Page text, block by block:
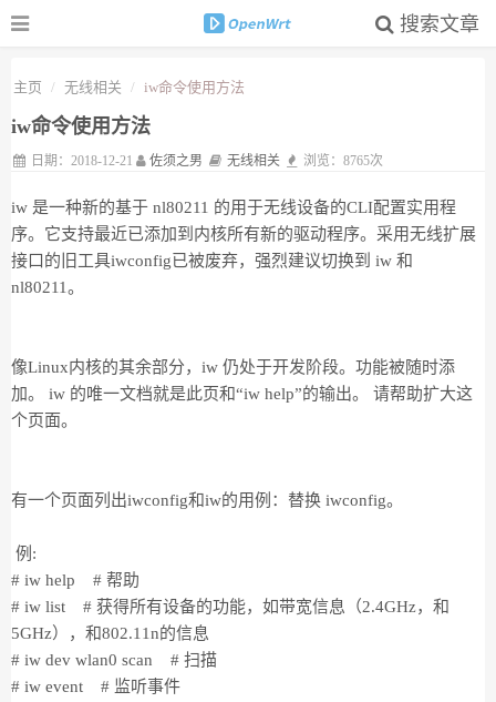
搜索文章
主页 无线相关 iw命令使用方法
iw命令使用方法
日期：2018-12-21 佐须之男 无线相关 浏览：8765次
iw 是一种新的基于 nl80211 的用于无线设备的CLI配置实用程
序。它支持最近已添加到内核所有新的驱动程序。采用无线扩展
接口的旧工具iwconfig已被废弃，强烈建议切换到 iw 和
nl80211。
像Linux内核的其余部分，iw 仍处于开发阶段。功能被随时添
加。 iw 的唯一文档就是此页和“iw help”的输出。 请帮助扩大这
个页面。
有一个页面列出iwconfig和iw的用例：替换 iwconfig。
例:
# iw help # 帮助
# iw list # 获得所有设备的功能，如带宽信息（2.4GHz，和
5GHz），和802.11n的信息
# iw dev wlan0 scan # 扫描
# iw event # 监听事件